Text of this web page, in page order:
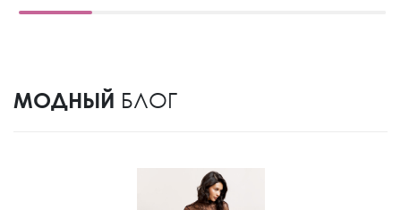
МОДНЫЙ БЛОГ